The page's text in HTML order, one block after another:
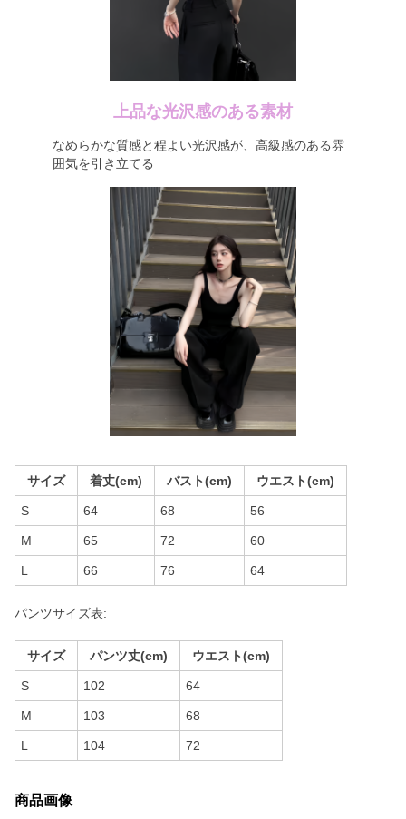
上品な光沢感のある素材
なめらかな質感と程よい光沢感が、高級感のある雰
囲気を引き立てる
サイズ 着丈(cm) バスト(cm) ウエスト(cm)
S 64 68 56
M 65 72 60
L 66 76 64
パンツサイズ表:
サイズ パンツ丈(cm) ウエスト(cm)
S 102 64
M 103 68
L 104 72
商品画像